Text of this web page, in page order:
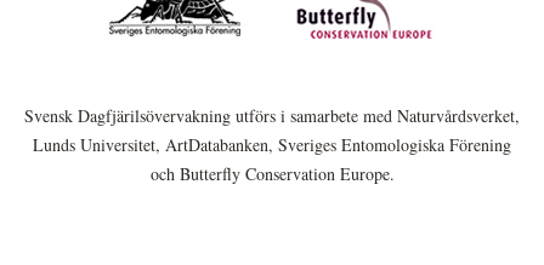
Svensk Dagfjärilsövervakning utförs i samarbete med Naturvårdsverket,
Lunds Universitet, ArtDatabanken, Sveriges Entomologiska Förening
och Butterfly Conservation Europe.